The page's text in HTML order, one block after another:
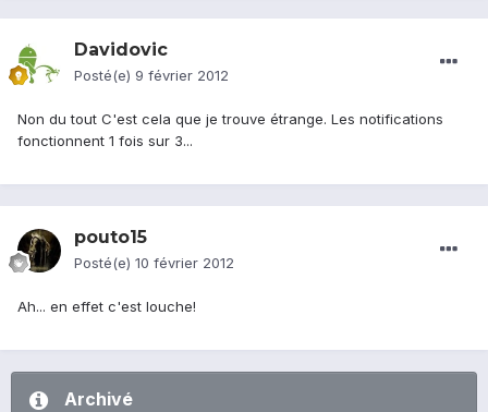
Davidovic
Posté(e) 9 février 2012
Non du tout C'est cela que je trouve étrange. Les notifications
fonctionnent 1 fois sur 3...
pouto15
Posté(e) 10 février 2012
Ah... en effet c'est louche!
Archivé